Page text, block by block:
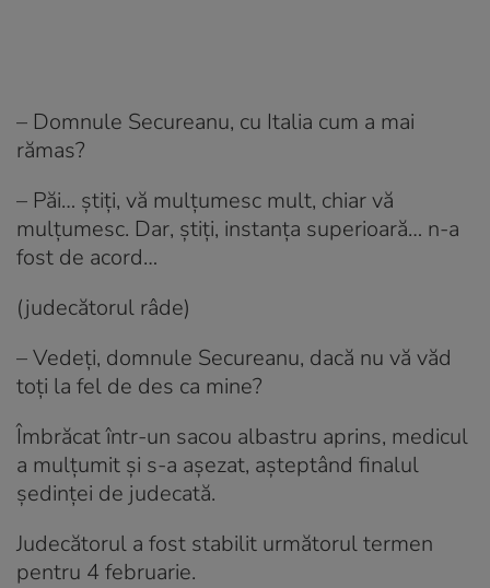
– Domnule Secureanu, cu Italia cum a mai
rămas?
– Păi… știți, vă mulțumesc mult, chiar vă
mulțumesc. Dar, știți, instanța superioară… n-a
fost de acord…
(judecătorul râde)
– Vedeți, domnule Secureanu, dacă nu vă văd
toți la fel de des ca mine?
Îmbrăcat într-un sacou albastru aprins, medicul
a mulțumit și s-a așezat, așteptând finalul
ședinței de judecată.
Judecătorul a fost stabilit următorul termen
pentru 4 februarie.